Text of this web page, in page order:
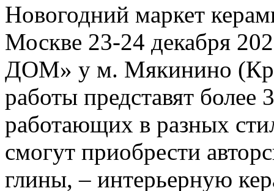
Новогодний маркет
Москве 23-24 декабря
ДОМ» у м. Мякинино
работы представят более
работающих в разных
смогут приобрести
глины, – интерьерную